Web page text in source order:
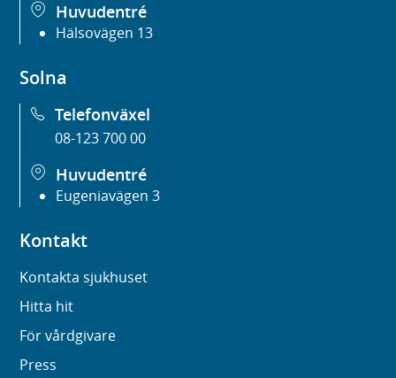
Huvudentré
Hälsovägen 13
Solna
Telefonväxel
08-123 700 00
Huvudentré
Eugeniavägen 3
Kontakt
Kontakta sjukhuset
Hitta hit
För vårdgivare
Press